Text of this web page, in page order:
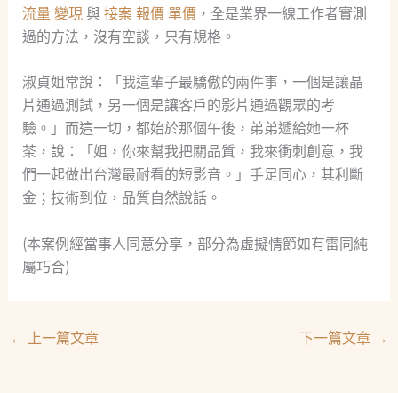
流量 變現 與 接案 報價 單價，全是業界一線工作者實測
過的方法，沒有空談，只有規格。
淑貞姐常說：「我這輩子最驕傲的兩件事，一個是讓晶
片通過測試，另一個是讓客戶的影片通過觀眾的考
驗。」而這一切，都始於那個午後，弟弟遞給她一杯
茶，說：「姐，你來幫我把關品質，我來衝刺創意，我
們一起做出台灣最耐看的短影音。」手足同心，其利斷
金；技術到位，品質自然說話。
(本案例經當事人同意分享，部分為虛擬情節如有雷同純
屬巧合)
← 上一篇文章 下一篇文章 →